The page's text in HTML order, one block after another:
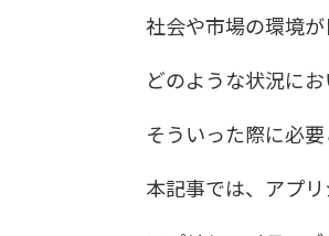
社会や市場の環境が
どのような状況に
そういった際に必
本記事では、アプ